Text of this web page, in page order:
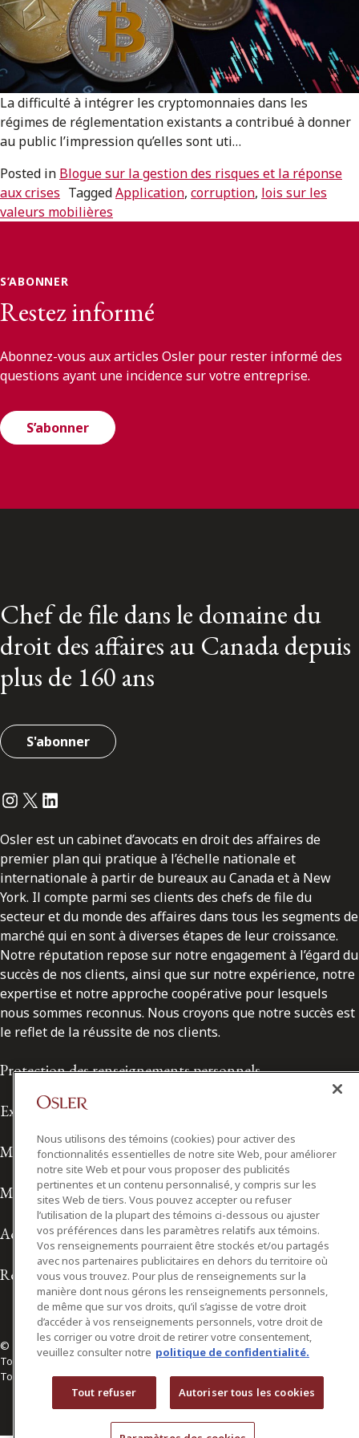
ENGLISH
S’abonner aux articles Osler
S’abonner
La difficulté à intégrer les cryptomonnaies dans les
régimes de réglementation existants a contribué à donner
au public l’impression qu’elles sont uti…
Posted in Blogue sur la gestion des risques et la réponse
aux crises TaggedApplication, corruption, lois sur les
valeurs mobilières
S’ABONNER
Restez informé
Abonnez-vous aux articles Osler pour rester informé des
questions ayant une incidence sur votre entreprise.
S’abonner
Chef de file dans le domaine du
droit des affaires au Canada depuis
plus de 160 ans
S'abonner
Instagram
Twitter
LinkedIn
Osler est un cabinet d’avocats en droit des affaires de
premier plan qui pratique à l’échelle nationale et
internationale à partir de bureaux au Canada et à New
York. Il compte parmi ses clients des chefs de file du
secteur et du monde des affaires dans tous les segments de
marché qui en sont à diverses étapes de leur croissance.
Notre réputation repose sur notre engagement à l’égard du
succès de nos clients, ainsi que sur notre expérience, notre
expertise et notre approche coopérative pour lesquels
nous sommes reconnus. Nous croyons que notre succès est
le reflet de la réussite de nos clients.
Protection des renseignements personnels
Exonération de responsabilité
Modalités de prestation de services
Modalités d'utilisation
Accessibilité
Relations avec les médias
© 2026 Osler, Hoskin & Harcourt S.E.N.C.R.L./s.r.l.
Tous droits réservés
Toronto | Montréal | Calgary | Vancouver | Ottawa | New York
Nous utilisons des témoins (cookies) pour activer des
fonctionnalités essentielles de notre site Web, pour améliorer
notre site Web et pour vous proposer des publicités
pertinentes et un contenu personnalisé, y compris sur les
sites Web de tiers. Vous pouvez accepter ou refuser
l’utilisation de la plupart des témoins ci-dessous ou ajuster
vos préférences dans les paramètres relatifs aux témoins.
Vos renseignements pourraient être stockés et/ou partagés
avec nos partenaires publicitaires en dehors du territoire où
vous vous trouvez. Pour plus de renseignements sur la
manière dont nous gérons les renseignements personnels,
de même que sur vos droits, qu’il s’agisse de votre droit
d’accéder à vos renseignements personnels, votre droit de
les corriger ou votre droit de retirer votre consentement,
veuillez consulter notre politique de confidentialité.
Tout refuser Autoriser tous les cookies